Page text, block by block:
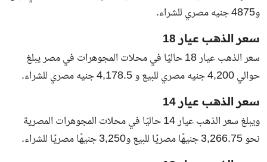
و4875 جنيه مصري للشراء.
سعر الذهب عيار 18
سعر الذهب عيار 18 حاليًا في محلات المجوهرات في مصر يبلغ
حوالي 4,200 جنيه مصري للبيع و 4,178.5 جنيه مصري للشراء.
سعر الذهب عيار 14
ويبلغ سعر الذهب عيار 14 حاليًا في محلات المجوهرات المصرية
نحو 3,266.75 جنيهًا مصريًا للبيع و3,250 جنيهًا مصريًا للشراء.